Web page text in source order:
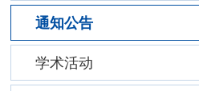
通知公告
学术活动